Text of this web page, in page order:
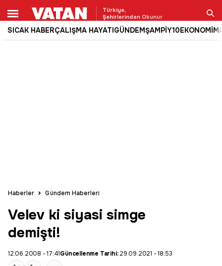
Türkiye,
Şehirlerinden Okunur
SICAK HABERÇALIŞMA HAYATIGÜNDEMŞAMPİY10EKONOMİ
Ara
Haberler Gündem Haberleri
Velev ki siyasi simge
demişti!
12.06.2008 - 17:41Güncellenme Tarihi:29.09.2021 - 18:53